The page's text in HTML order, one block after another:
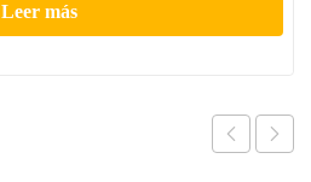
Leer más